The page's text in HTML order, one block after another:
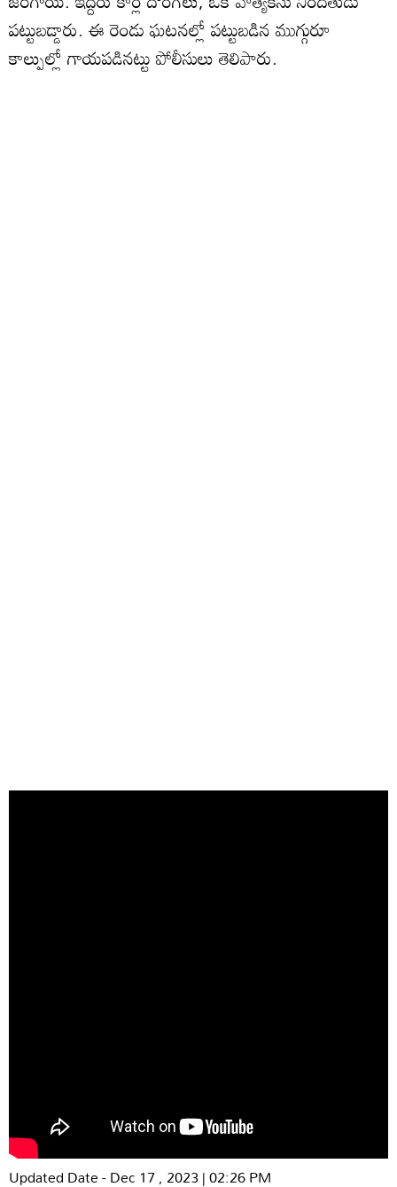
పట్టుబడ్డారు. ఈ రెండు ఘటనల్లో పట్టుబడిన ముగ్గురూ
కాల్పుల్లో గాయపడినట్టు పోలీసులు తెలిపారు.
Updated Date - Dec 17 , 2023 | 02:26 PM